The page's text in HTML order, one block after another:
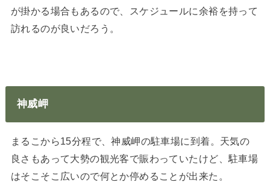
が掛かる場合もあるので、スケジュールに余裕を持って
訪れるのが良いだろう。
神威岬
まるこから15分程で、神威岬の駐車場に到着。天気の
良さもあって大勢の観光客で賑わっていたけど、駐車場
はそこそこ広いので何とか停めることが出来た。